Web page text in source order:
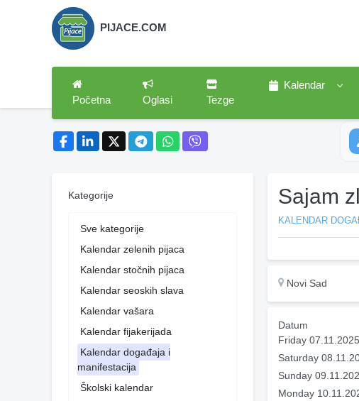
PIJACE.COM
Početna Oglasi Tezge
Kalendar
Kategorije
Sve kategorije
Kalendar zelenih pijaca
Kalendar stočnih pijaca
Kalendar seoskih slava
Kalendar vašara
Kalendar fijakerijada
Kalendar događaja i
manifestacija
Školski kalendar
Sajam
KALENDAR
Novi Sad
Datum
Friday 07.11.2025.
Saturday
Sunday
Monday